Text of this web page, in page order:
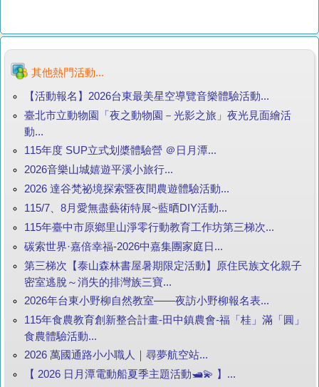
其他熱門活動...
【活動報名】2026台東最美星空導覽音樂體驗活動...
臺北市立動物園「夜之動物園－光影之旅」夜光見面繪活
動...
115年度 SUP立式划槳體驗營 ＠日月潭...
2026音樂山城嬉遊平溪小旅行...
2026 達谷梵祕境探索暨夜間農遊體驗活動...
115/7、8月愛無盡藝術特展~藍晒DIY活動...
115年臺中市原鄉里山淨零行動教育工作坊第三梯次...
碳索世界·嘉倍幸福-2026中嘉集團家庭日...
第三梯次【泰山森林書屋暑期限定活動】原住民族文化親子
密室逃脫～消失的排灣族三寶...
2026年台東小野柳自然教室——夜訪小野柳報名表...
115年食農教育創新整合計畫-田中鎮農會-福「桂」滿「圓」
食農體驗活動...
2026 萬國通路小小職人｜尋夢航空站...
【 2026 日月潭電動船夏季主題活動🛥️💫 】...